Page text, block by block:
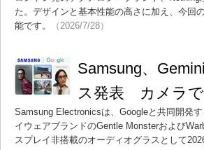
た。デザインと基本性能の高さに加え、今回
能です。
（2026/7/28）
Samsung、
ス発表 カメラで
Samsung Electronicsは、Googleと共同開発
イウェアブランドのGentle Monsterおよび
スプレイ非搭載のオーディオグラスとして